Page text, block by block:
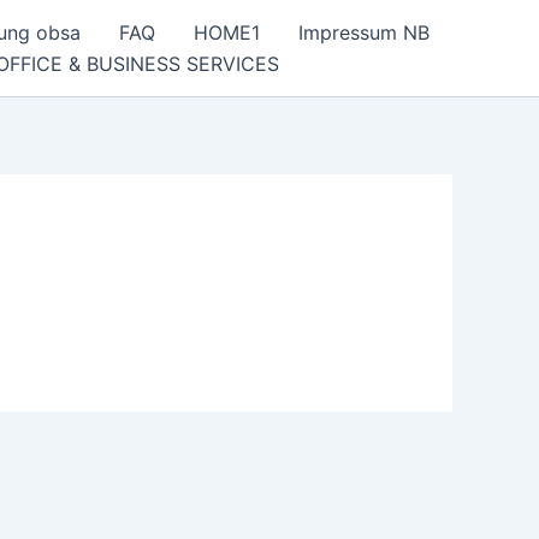
obsa FAQ HOME1
Impressum NB
& BUSINESS SERVICES